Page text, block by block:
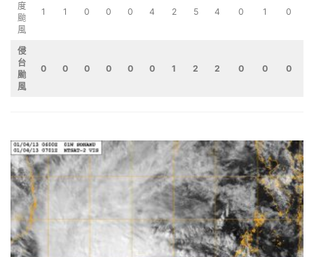
度
颱
風
1 1 0 0 0 4 2 5 4 0 1 0
侵
台
颱
風
0 0 0 0 0 0 1 2 2 0 0 0